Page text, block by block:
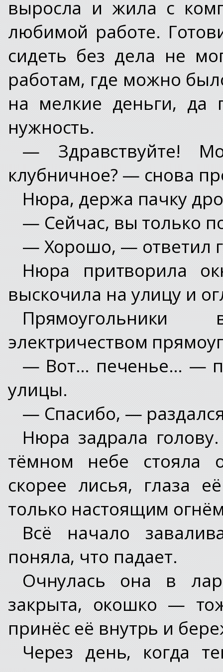
выросла и жила с
любимой работе.
сидеть без дела не
работам, где можно
на мелкие деньги, да
нужность.
— Здравствуйте!
клубничное? — снова
Нюра, держа пачку
— Сейчас, вы только
— Хорошо, — ответил
Нюра притворила
выскочила на улицу и
электричеством
— Вот… печенье… —
улицы.
— Спасибо, —
Нюра задрала
тёмном небе стояла
скорее лисья, глаза
только настоящим
Всё начало
поняла, что падает.
Очнулась она в
закрыта, окошко —
принёс её внутрь и
Через день, когда